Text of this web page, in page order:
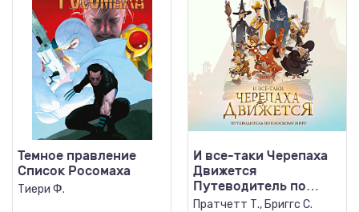
Темное правление
Список Росомаха
Тиери Ф.
И все-таки Черепаха
Движется
Путеводитель по
Плоскому миру
Пратчетт Т., Бриггс С.